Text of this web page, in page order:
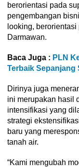
berorientasi pada
pengembangan
looking,
Darmawan.
Baca Juga : PLN
Terbaik Sepanjang
Dirinya juga
ini merupakan hasil
intensifikasi yang
strategi
baru yang
tanah air.
“Kami mengubah